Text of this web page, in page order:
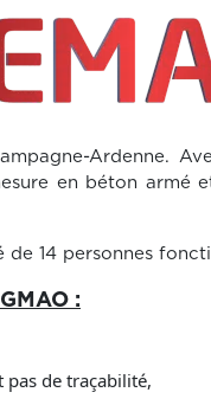
Ardenne.
en béton
de 14 personnes
:
pas de traçabilité,